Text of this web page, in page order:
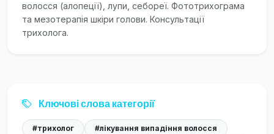
волосся (алопеції), лупи, себореї. Фототрихограма
та мезотерапія шкіри голови. Консультації
трихолога.
Ключові слова категорії
#трихолог
#лікування випадіння волосся